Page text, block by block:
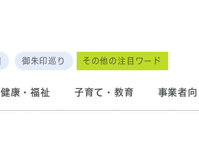
御朱印巡り その他の注目ワード
健康・福祉 子育て・教育 事業者向